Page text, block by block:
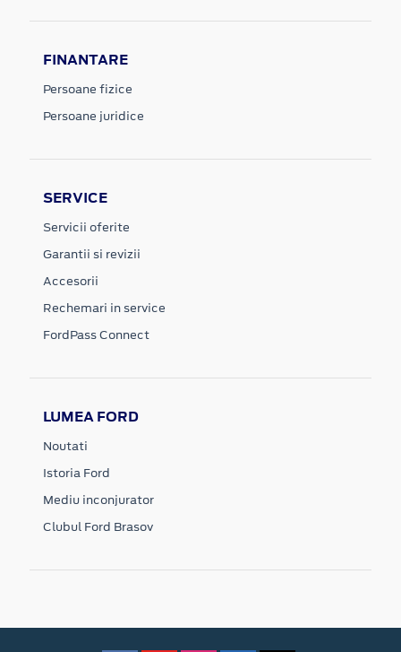
FINANTARE
Persoane fizice
Persoane juridice
SERVICE
Servicii oferite
Garantii si revizii
Accesorii
Rechemari in service
FordPass Connect
LUMEA FORD
Noutati
Istoria Ford
Mediu inconjurator
Clubul Ford Brasov